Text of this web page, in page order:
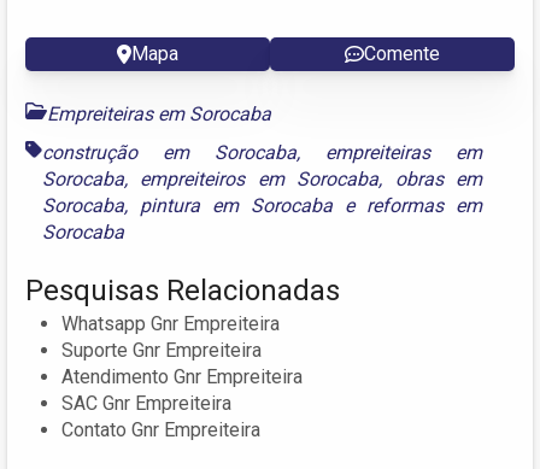
Mapa Comente
Empreiteiras em Sorocaba
construção em Sorocaba, empreiteiras em
Sorocaba, empreiteiros em Sorocaba, obras em
Sorocaba, pintura em Sorocaba e reformas em
Sorocaba
Pesquisas Relacionadas
Whatsapp Gnr Empreiteira
Suporte Gnr Empreiteira
Atendimento Gnr Empreiteira
SAC Gnr Empreiteira
Contato Gnr Empreiteira